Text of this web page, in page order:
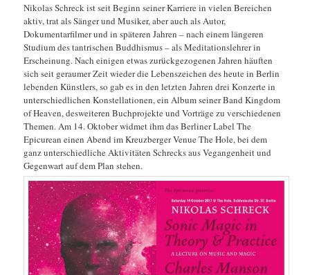
Nikolas Schreck ist seit Beginn seiner Karriere in vielen Bereichen
aktiv, trat als Sänger und Musiker, aber auch als Autor,
Dokumentarfilmer und in späteren Jahren – nach einem längeren
Studium des tantrischen Buddhismus – als Meditationslehrer in
Erscheinung. Nach einigen etwas zurückgezogenen Jahren häuften
sich seit geraumer Zeit wieder die Lebenszeichen des heute in Berlin
lebenden Künstlers, so gab es in den letzten Jahren drei Konzerte in
unterschiedlichen Konstellationen, ein Album seiner Band Kingdom
of Heaven, desweiteren Buchprojekte und Vorträge zu verschiedenen
Themen. Am 14. Oktober widmet ihm das Berliner Label The
Epicurean einen Abend im Kreuzberger Venue The Hole, bei dem
ganz unterschiedliche Aktivitäten Schrecks aus Vegangenheit und
Gegenwart auf dem Plan stehen.